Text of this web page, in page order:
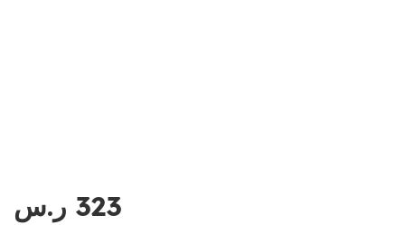
323 ر.س